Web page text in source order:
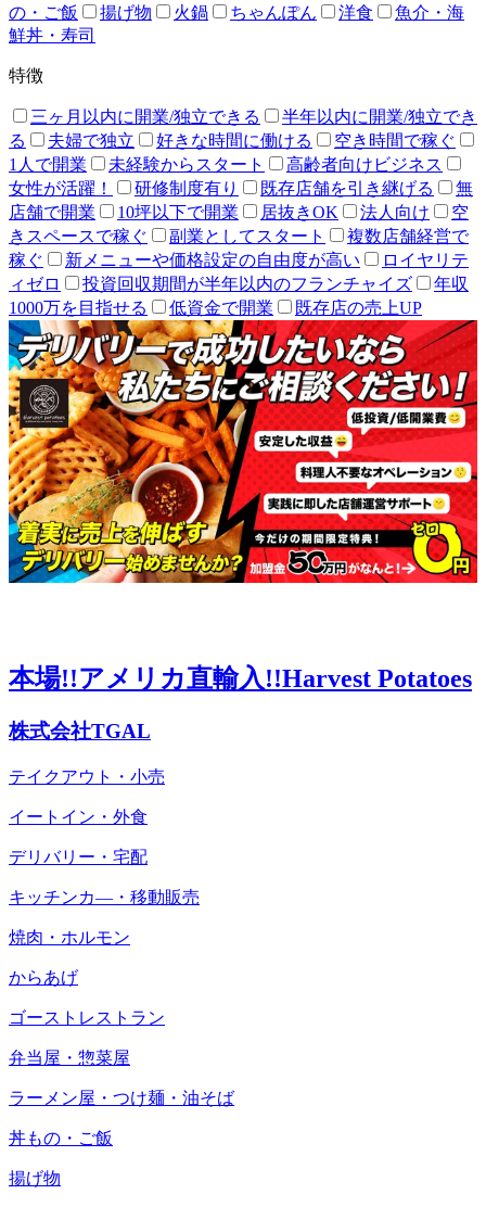
の・ご飯
揚げ物 火鍋 ちゃんぽん 洋食
魚介・海
鮮丼・寿司
特徴
三ヶ月以内に開業/独立できる
半年以内に開業/独立でき
る
夫婦で独立 好きな時間に働ける
空き時間で稼ぐ
1人で開業
未経験からスタート
高齢者向けビジネス
女性が活躍！
研修制度有り 既存店舗を引き継げる
無
店舗で開業
10坪以下で開業 居抜きOK 法人向け
空
きスペースで稼ぐ
副業としてスタート
複数店舗経営で
稼ぐ
新メニューや価格設定の自由度が高い
ロイヤリテ
ィゼロ
投資回収期間が半年以内のフランチャイズ
年収
1000万を目指せる
低資金で開業 既存店の売上UP
本場!!アメリカ直輸入!!Harvest Potatoes
株式会社TGAL
テイクアウト・小売
イートイン・外食
デリバリー・宅配
キッチンカ―・移動販売
焼肉・ホルモン
からあげ
ゴーストレストラン
弁当屋・惣菜屋
ラーメン屋・つけ麺・油そば
丼もの・ご飯
揚げ物